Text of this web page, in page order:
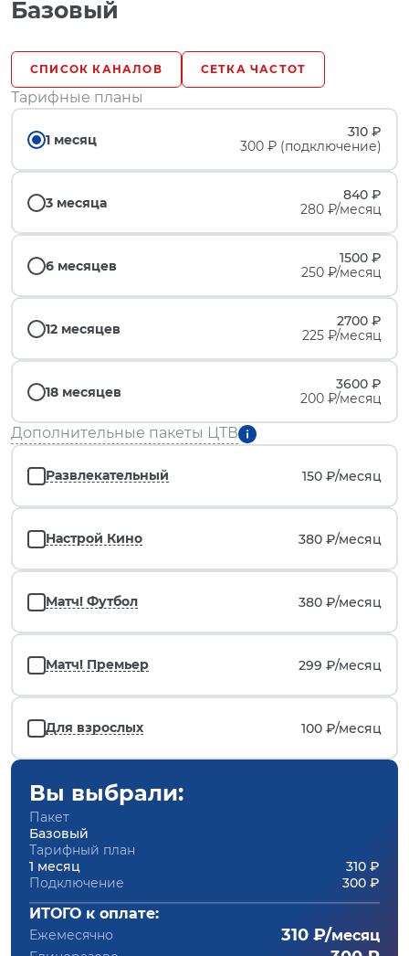
Базовый
СПИСОК КАНАЛОВ СЕТКА ЧАСТОТ
Тарифные планы
1 месяц
310 ₽
300 ₽ (подключение)
3 месяца
840 ₽
280 ₽/месяц
6 месяцев
1500 ₽
250 ₽/месяц
12 месяцев
2700 ₽
225 ₽/месяц
18 месяцев
3600 ₽
200 ₽/месяц
Дополнительные пакеты ЦТВ
Развлекательный 150 ₽/месяц
Настрой Кино 380 ₽/месяц
Матч! Футбол 380 ₽/месяц
Матч! Премьер 299 ₽/месяц
Для взрослых 100 ₽/месяц
Вы выбрали:
Пакет
Базовый
Тарифный план
1 месяц
310 ₽
Подключение
300 ₽
ИТОГО к оплате:
Ежемесячно 310 ₽/месяц